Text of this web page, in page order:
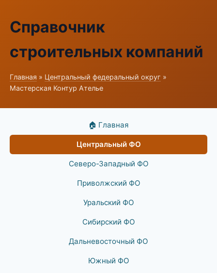
Справочник
строительных компаний
Главная » Центральный федеральный округ »
Мастерская Контур Ателье
🏠 Главная
Центральный ФО
Северо-Западный ФО
Приволжский ФО
Уральский ФО
Сибирский ФО
Дальневосточный ФО
Южный ФО